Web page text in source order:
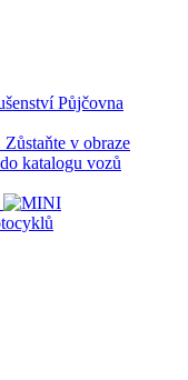
Půjčovna
v obraze